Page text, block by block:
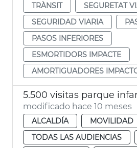
TRÀNSIT
SEGURETAT
SEGURIDAD VIARIA
PASOS INFERIORES
ESMORTIDORS IMPACTE
AMORTIGUADORES
modificado hace 10 meses
ALCALDÍA MOVILIDAD
TODAS LAS AUDIENCIAS